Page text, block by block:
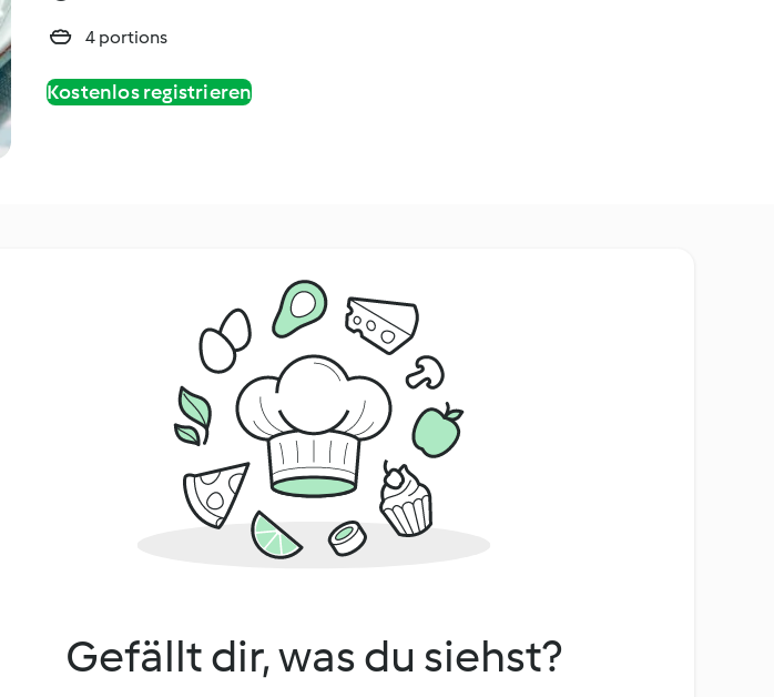
4 portions
Kostenlos registrieren
Gefällt dir, was du siehst?